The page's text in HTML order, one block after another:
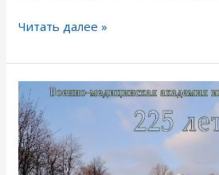
Читать далее »
225-
летие
со
дня
основания